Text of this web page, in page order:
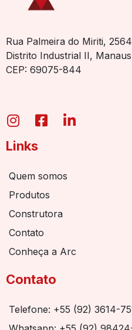
Rua Palmeira do Miriti, 2564
Distrito Industrial II,
CEP: 69075-844
Links
Quem somos
Produtos
Construtora
Contato
Conheça a Arc
Contato
Telefone: +55 (92) 3614-